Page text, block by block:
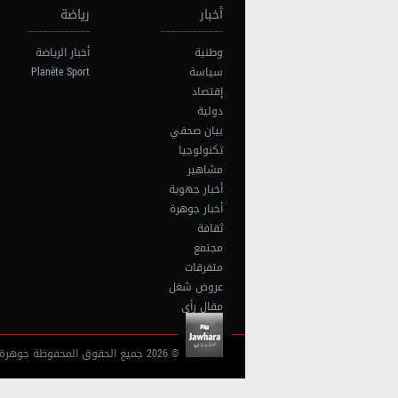
أخبار
وطنية
سياسة
إقتصاد
دولية
بيان صحفي
تكنولوجيا
مشاهير
أخبار جهوية
أخبار جوهرة
ثقافة
مجتمع
متفرقات
عروض شغل
مقال رأي
رياضة
أخبار الرياضة
Planète Sport
© 2026 جميع الحقوق المحفوظة جوهرة أف آم تونس |